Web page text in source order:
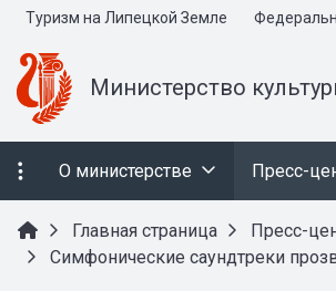
Туризм на Липецкой Земле
Министерство
О министерстве Пресс-
Главная страница Пресс-
Симфонические саундтреки